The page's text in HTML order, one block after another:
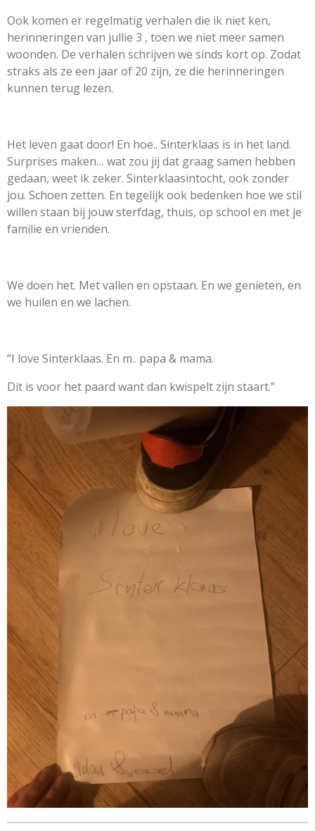
Ook komen er regelmatig verhalen die ik niet ken,
herinneringen van jullie 3 , toen we niet meer samen
woonden. De verhalen schrijven we sinds kort op. Zodat
straks als ze een jaar of 20 zijn, ze die herinneringen
kunnen terug lezen.
Het leven gaat door! En hoe.. Sinterklaas is in het land.
Surprises maken… wat zou jij dat graag samen hebben
gedaan, weet ik zeker. Sinterklaasintocht, ook zonder
jou. Schoen zetten. En tegelijk ook bedenken hoe we stil
willen staan bij jouw sterfdag, thuis, op school en met je
familie en vrienden.
We doen het. Met vallen en opstaan. En we genieten, en
we huilen en we lachen.
“I love Sinterklaas. En m.. papa & mama.
Dit is voor het paard want dan kwispelt zijn staart.”